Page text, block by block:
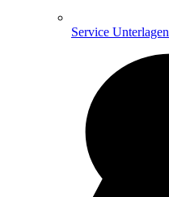
Service Unterlagen